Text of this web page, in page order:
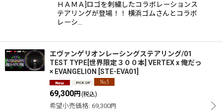
ＨＡＭＡ]ロゴを刺繍したコラボレーションス
テアリングが登場！！ 横浜ゴムさんとコラボ
レーシ…
エヴァンゲリオンレーシングステアリング/01
TEST TYPE[世界限定３００本] VERTEX x 俺だっ
× EVANGELION
STE-EVA01
69,300円 (税込)
希望小売価格: 69,300円